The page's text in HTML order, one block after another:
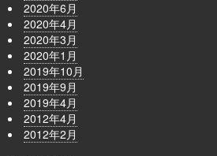
2020年6月
2020年4月
2020年3月
2020年1月
2019年10月
2019年9月
2019年4月
2012年4月
2012年2月